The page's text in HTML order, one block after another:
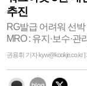
추진
RG발급 어려워 선
MRO : 유지·보수·관리
권용휘 기자 kyw@kookje.co.kr |